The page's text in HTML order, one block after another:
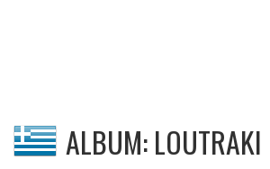
ALBUM: LOUTRAKI